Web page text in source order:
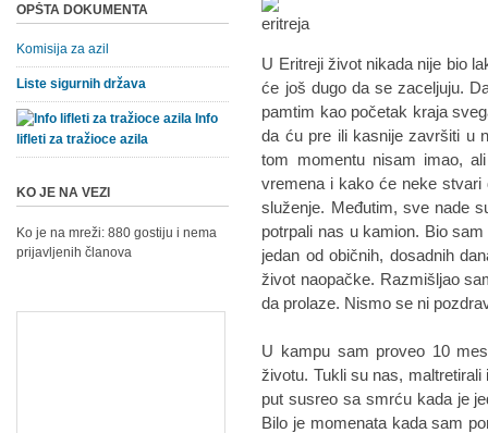
U Eritreji život nikada nije bio
će još dugo da se zaceljuju.
pamtim kao početak kraja
da ću pre ili kasnije završiti u
tom momentu nisam imao,
vremena i kako će neke
služenje. Međutim, sve nade
potrpali nas u kamion. Bio
jedan od običnih, dosadnih
život naopačke. Razmišljao
da prolaze. Nismo se ni
U kampu sam proveo 10
životu. Tukli su nas,
put susreo sa smrću kada je
Bilo je momenata kada sam
OPŠTA DOKUMENTA
Komisija za azil
Liste sigurnih država
Info
lifleti za tražioce azila
KO JE NA VEZI
Ko je na mreži: 880 gostiju i nema
prijavljenih članova